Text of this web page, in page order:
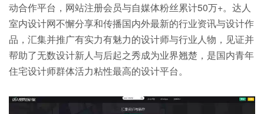
动合作平台，网站注册会员与自媒体粉丝累计50万+。达人
室内设计网不懈分享和传播国内外最新的行业资讯与设计作
品，汇集并推广有实力有魅力的设计师与行业人物，见证并
帮助了无数设计新人与后起之秀成为业界翘楚，是国内青年
住宅设计师群体活力粘性最高的设计平台。